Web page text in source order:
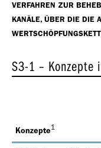
VERFAHREN ZUR
KANÄLE, ÜBER DIE DIE
S3-1 – Konzepte
Konzepte1